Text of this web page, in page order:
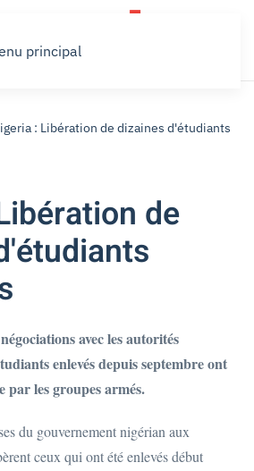
principal
: Libération de dizaines d'étudiants
de
avec les autorités
enlevés depuis septembre ont
par les groupes armés.
du gouvernement nigérian aux
ceux qui ont été enlevés début